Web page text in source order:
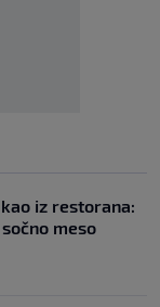
iz restorana:
meso